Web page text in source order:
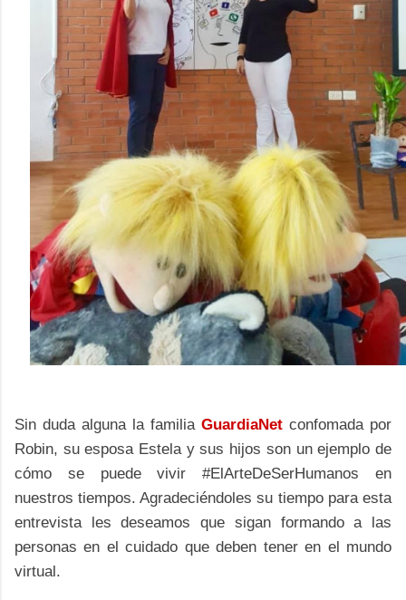
Sin duda alguna la familia GuardiaNet confomada por
Robin, su esposa Estela y sus hijos son un ejemplo de
cómo se puede vivir #ElArteDeSerHumanos en
nuestros tiempos. Agradeciéndoles su tiempo para esta
entrevista les deseamos que sigan formando a las
personas en el cuidado que deben tener en el mundo
virtual.